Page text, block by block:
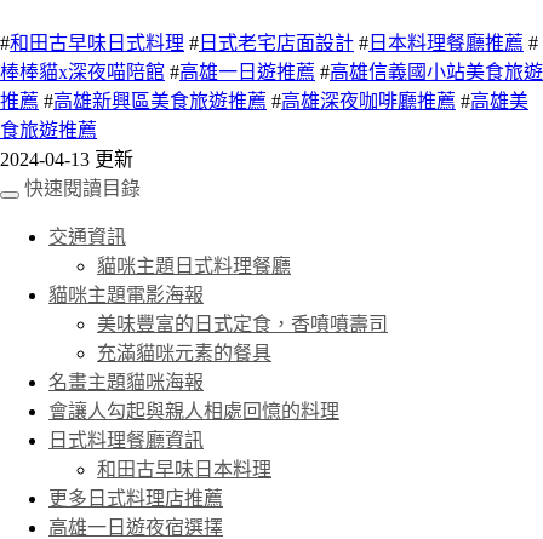
#和田古早味日式料理 # 日式老宅店面設計 # 日本料理餐廳推薦 #
棒棒貓x深夜喵陪館 #高雄一日遊推薦 #高雄信義國小站美食旅遊
推薦 #高雄新興區美食旅遊推薦 #高雄深夜咖啡廳推薦 #高雄美
食旅遊推薦
2024-04-13 更新
快速閱讀目錄
交通資訊
貓咪主題日式料理餐廳
貓咪主題電影海報
美味豐富的日式定食，香噴噴壽司
充滿貓咪元素的餐具
名畫主題貓咪海報
會讓人勾起與親人相處回憶的料理
日式料理餐廳資訊
和田古早味日本料理
更多日式料理店推薦
高雄一日遊夜宿選擇